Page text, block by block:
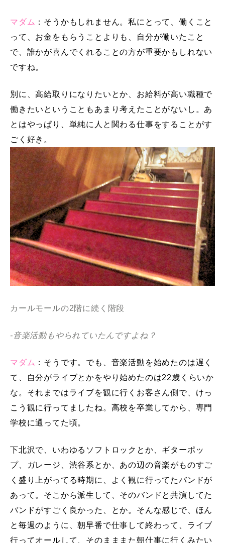
マダム ：そうかもしれません。私にとって、働くこと
って、お金をもらうことよりも、自分が働いたこと
で、誰かが喜んでくれることの方が重要かもしれない
ですね。
別に、高給取りになりたいとか、お給料が高い職種で
働きたいということもあまり考えたことがないし。あ
とはやっぱり、単純に人と関わる仕事をすることがす
ごく好き。
カールモールの2階に続く階段
-音楽活動もやられていたんですよね？
マダム ：そうです。でも、音楽活動を始めたのは遅く
て、自分がライブとかをやり始めたのは22歳くらいか
な。それまではライブを観に行くお客さん側で、けっ
こう観に行ってましたね。高校を卒業してから、専門
学校に通ってた頃。
下北沢で、いわゆるソフトロックとか、ギターポッ
プ、ガレージ、渋谷系とか、あの辺の音楽がものすご
く盛り上がってる時期に、よく観に行ってたバンドが
あって。そこから派生して、そのバンドと共演してた
バンドがすごく良かった、とか。そんな感じで、ほん
と毎週のように、朝早番で仕事して終わって、ライブ
行ってオールして、そのまままた朝仕事に行くみたい